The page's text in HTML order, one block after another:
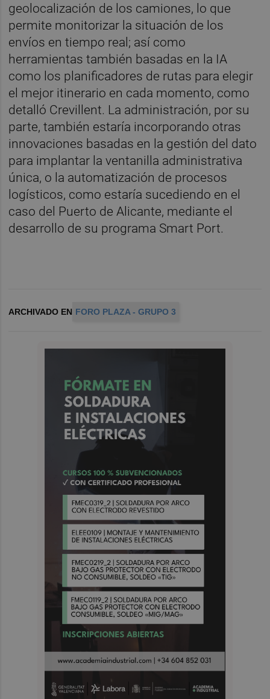
geolocalización de los camiones, lo que
permite monitorizar la situación de los
envíos en tiempo real; así como
herramientas también basadas en la IA
como los planificadores de rutas para elegir
el mejor itinerario en cada momento, como
detalló Crevillent. La administración, por su
parte, también estaría incorporando otras
innovaciones basadas en la gestión del dato
para implantar la ventanilla administrativa
única, o la automatización de procesos
logísticos, como estaría sucediendo en el
caso del Puerto de Alicante, mediante el
desarrollo de su programa Smart Port.
ARCHIVADO EN FORO PLAZA - GRUPO 3